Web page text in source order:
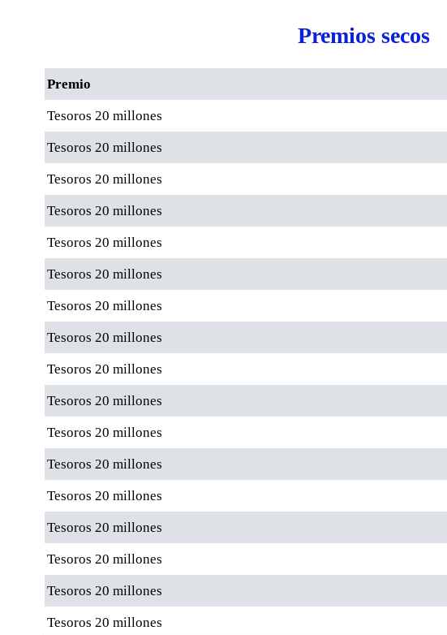
Premios secos
Premio
Tesoros 20 millones
Tesoros 20 millones
Tesoros 20 millones
Tesoros 20 millones
Tesoros 20 millones
Tesoros 20 millones
Tesoros 20 millones
Tesoros 20 millones
Tesoros 20 millones
Tesoros 20 millones
Tesoros 20 millones
Tesoros 20 millones
Tesoros 20 millones
Tesoros 20 millones
Tesoros 20 millones
Tesoros 20 millones
Tesoros 20 millones